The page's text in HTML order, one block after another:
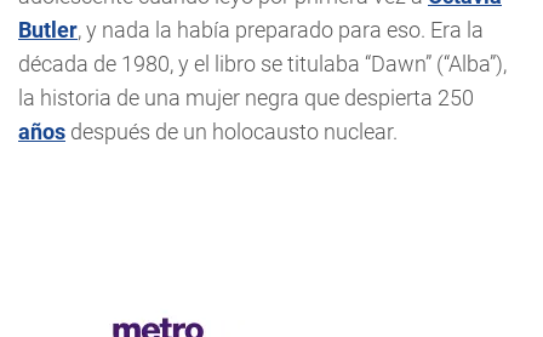
Butler, y nada la había preparado para eso. Era la
década de 1980, y el libro se titulaba “Dawn” (“Alba”),
la historia de una mujer negra que despierta 250
años después de un holocausto nuclear.